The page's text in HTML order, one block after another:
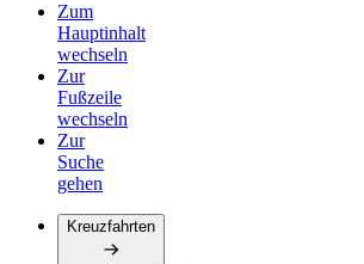
Zum
Hauptinhalt
wechseln
Zur
Fußzeile
wechseln
Zur
Suche
gehen
Kreuzfahrten